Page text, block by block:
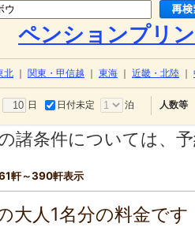
ペンションプリ
北 関東・甲信越 東海 近畿・北陸
日 日付未定 泊 人数等
諸条件については、
軒～390軒表示
大人1名分の料金で